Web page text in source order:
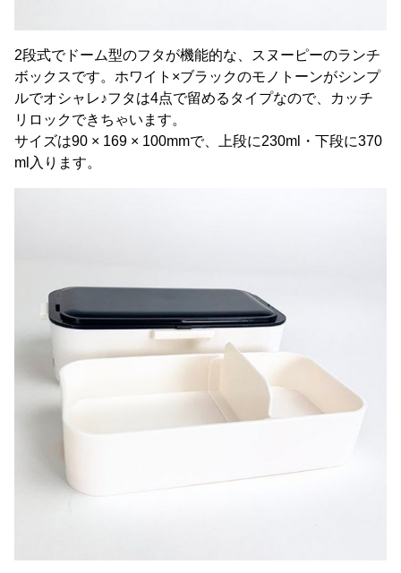
2段式でドーム型のフタが機能的な、スヌーピーのランチ
ボックスです。ホワイト×ブラックのモノトーンがシンプ
ルでオシャレ♪フタは4点で留めるタイプなので、カッチ
リロックできちゃいます。
サイズは90 × 169 × 100mmで、上段に230ml・下段に370
ml入ります。